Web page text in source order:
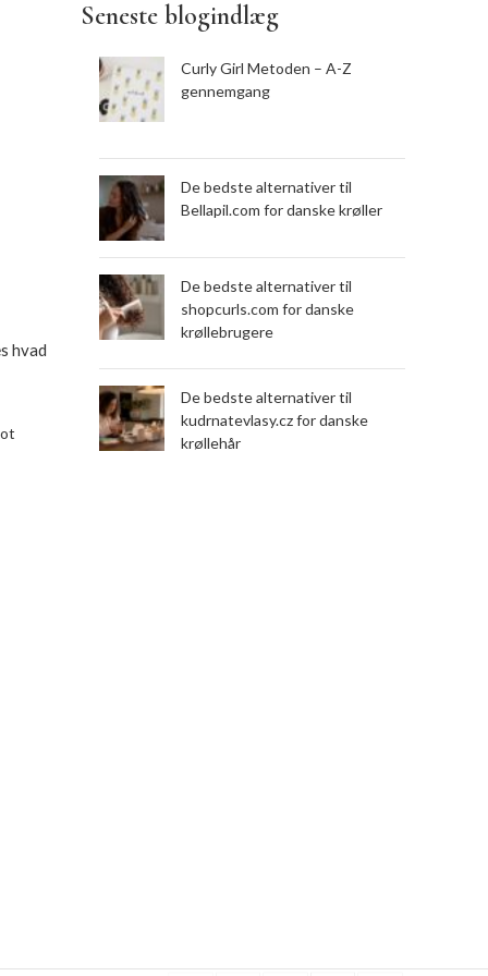
gave
- Curl Defining Gel 100ml - Super Hold
Styler 100 ml - Intensiv
fugtbehandling 100 ml - Curl Cream
100ml Dette sæt er altså perfekt hvis
du ønsker at prøve de populære
produkter eller hvis du skal ud og rejse.
hvad
Seneste blogindlæg
Curly Girl Metoden – A-Z
gennemgang
De bedste alternativer til
Bellapil.com for danske krøller
De bedste alternativer til
shopcurls.com for danske
krøllebrugere
De bedste alternativer til
kudrnatevlasy.cz for danske
krøllehår